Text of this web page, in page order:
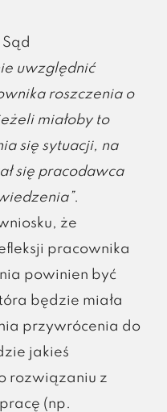
uwzględnić
roszczenia o
miałoby to
się sytuacji, na
się pracodawca
.
że
pracownika
powinien być
będzie miała
przywrócenia do
jakieś
rozwiązaniu z
(np.